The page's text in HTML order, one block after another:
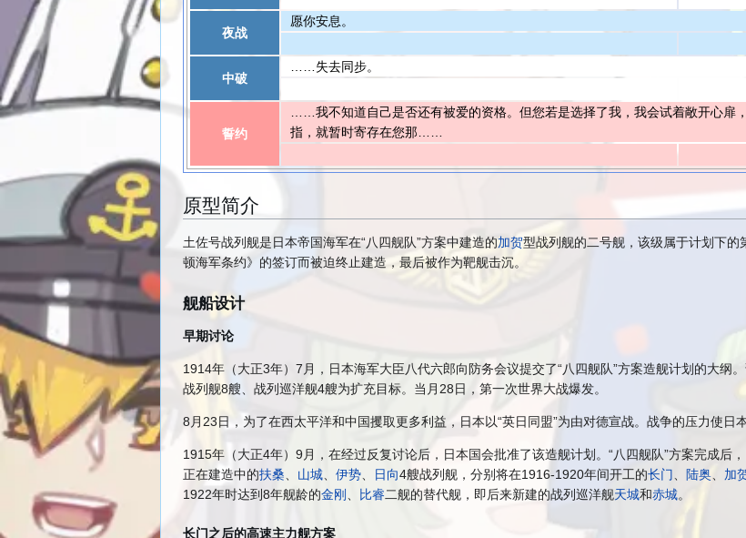
夜战
愿你安息。
中破
……失去同步。
誓约
……我不知道自己是否还有被爱的资格。但您若是选择了我，我会试着敞开心
指，就暂时寄存在您那……
原型简介
土佐号战列舰是日本帝国海军在“八四舰队”方案中建造的加贺型战列舰的二号舰，该级属于计划下的
顿海军条约》的签订而被迫终止建造，最后被作为靶舰击沉。
舰船设计
早期讨论
1914年（大正3年）7月，日本海军大臣八代六郎向防务会议提交了“八四舰队”方案造舰计划的大
战列舰8艘、战列巡洋舰4艘为扩充目标。当月28日，第一次世界大战爆发。
8月23日，为了在西太平洋和中国攫取更多利益，日本以“英日同盟”为由对德宣战。战争的压力使日
1915年（大正4年）9月，在经过反复讨论后，日本国会批准了该造舰计划。“八四舰队”方案完成
正在建造中的扶桑、 山城、 伊势、 日向4艘战列舰，分别将在1916-1920年间开工的长门、 陆奥、 加
1922年时达到8年舰龄的金刚 、 比睿二舰的替代舰，即后来新建的战列巡洋舰天城和赤城。
长门之后的高速主力舰方案